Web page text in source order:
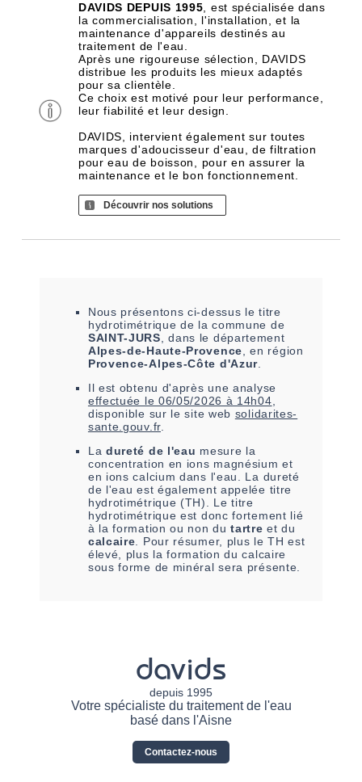
DAVIDS DEPUIS 1995 , est spécialisée dans
la commercialisation, l'installation, et la
maintenance d'appareils destinés au
traitement de l'eau.
Après une rigoureuse sélection, DAVIDS
distribue les produits les mieux adaptés
pour sa clientèle.
Ce choix est motivé pour leur performance,
leur fiabilité et leur design.
DAVIDS, intervient également sur toutes
marques d'adoucisseur d'eau, de filtration
pour eau de boisson, pour en assurer la
maintenance et le bon fonctionnement.
Découvrir nos solutions
Nous présentons ci-dessus le titre
hydrotimétrique de la commune de
SAINT-JURS , dans le département
Alpes-de-Haute-Provence , en région
Provence-Alpes-Côte d'Azur
Il est obtenu d'après une analyse
effectuée le 06/05/2026 à 14h04
disponible sur le site web solidarites-
sante.gouv.fr.
La dureté de l'eau mesure la
concentration en ions magnésium et
en ions calcium dans l'eau. La dureté
de l'eau est également appelée titre
hydrotimétrique (TH). Le titre
hydrotimétrique est donc fortement lié
à la formation ou non dutartre et du
calcaire . Pour résumer, plus le TH est
élevé, plus la formation du calcaire
sous forme de minéral sera présente.
davids
depuis 1995
Votre spécialiste du traitement de l'eau
basé dans l'Aisne
Contactez-nous